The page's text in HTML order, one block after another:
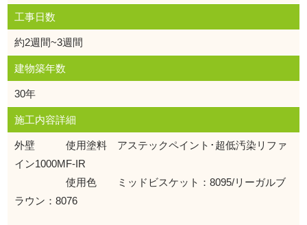
工事日数
約2週間~3週間
建物築年数
30年
施工内容詳細
外壁 使用塗料 アステックペイント･超低汚染リファ
イン1000MF-IR
使用色 ミッドビスケット：8095/リーガルブ
ラウン：8076